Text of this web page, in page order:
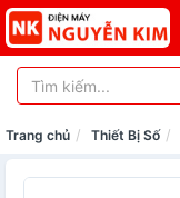
Trang chủ Thiết Bị Số